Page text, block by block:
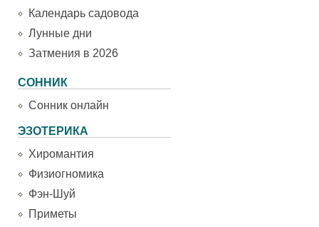
Календарь садовода
Лунные дни
Затмения в 2026
СОННИК
Сонник онлайн
ЭЗОТЕРИКА
Хиромантия
Физиогномика
Фэн-Шуй
Приметы